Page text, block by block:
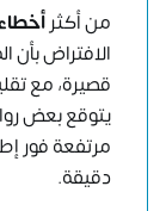
من أكثر
الافتراض
قصيرة، مع
يتوقع بعض
مرتفعة فور
دقيقة.